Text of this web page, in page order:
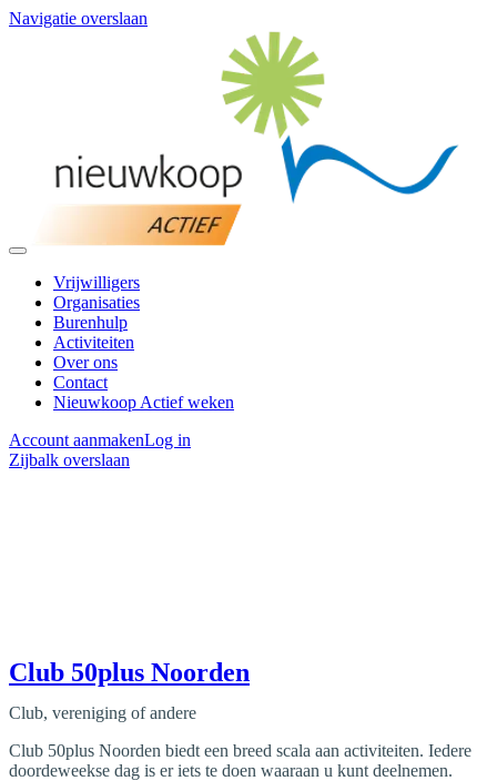
Navigatie overslaan
Vrijwilligers
Organisaties
Burenhulp
Activiteiten
Over ons
Contact
Nieuwkoop Actief weken
Account aanmakenLog in
Zijbalk overslaan
Club 50plus Noorden
Club, vereniging of andere
Club 50plus Noorden biedt een breed scala aan activiteiten. Iedere
doordeweekse dag is er iets te doen waaraan u kunt deelnemen.